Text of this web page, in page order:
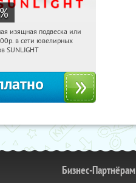
%
Получили:
изящная подвеска или
в сети ювелирных
SUNLIGHT
Бизнес-Партнёрам